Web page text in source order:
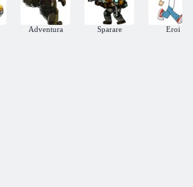
Adventura Sparare Eroi